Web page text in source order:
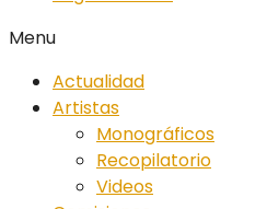
Menu
Actualidad
Artistas
Monográficos
Recopilatorio
Videos